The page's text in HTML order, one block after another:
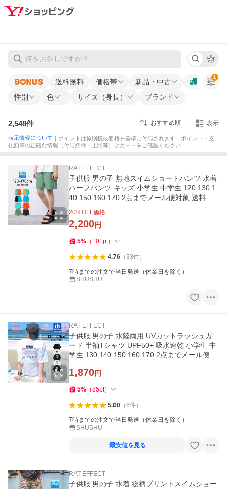
送料無料 価格帯
新品・中古
性別
色 サイズ（身長） ブランド
1
2,548件 おすすめ順 表示
表示情報について ｜ポイントは原則税抜価格を基準に付与されます｜ポイント・支
払額等の正確な情報（付与条件・上限等）はカートをご確認ください
RAT EFFECT
子供服 男の子 無地スイムショートパンツ 水着
ハーフパンツ キッズ 小学生 中学生 120 130 1
40 150 160 170 2点までメール便対象 送料無
20%OFF価格
2,200円
5% （ 101pt）
4.76（33件）
7時までの注文で当日発送（休業日を除く）
SHUSHU
RAT EFFECT
子供服 男の子 水陸両用 UVカットラッシュガ
ード 半袖Tシャツ UPF50+ 吸水速乾 小学生 中
学生 130 140 150 160 170 2点までメール便対
1,870円
5% （85pt）
5.00（6件）
7時までの注文で当日発送（休業日を除く）
SHUSHU
最安値を見る
RAT EFFECT
子供服 男の子 水着 総柄プリントスイムショー